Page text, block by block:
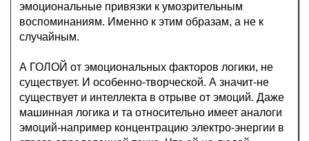
эмоциональные привязки к умозрительным
воспоминаниям. Именно к этим образам, а не к
случайным.
А ГОЛОЙ от эмоциональных факторов логики, не
существует. И особенно-творческой. А значит-не
существует и интеллекта в отрыве от эмоций. Даже
машинная логика и та относительно имеет аналоги
эмоций-например концентрацию электро-энергии в